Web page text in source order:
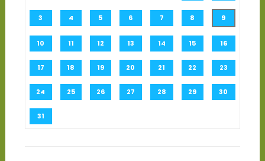
3 4 5 6 7 8 9
10 11 12 13 14 15 16
17 18 19 20 21 22 23
24 25 26 27 28 29 30
31